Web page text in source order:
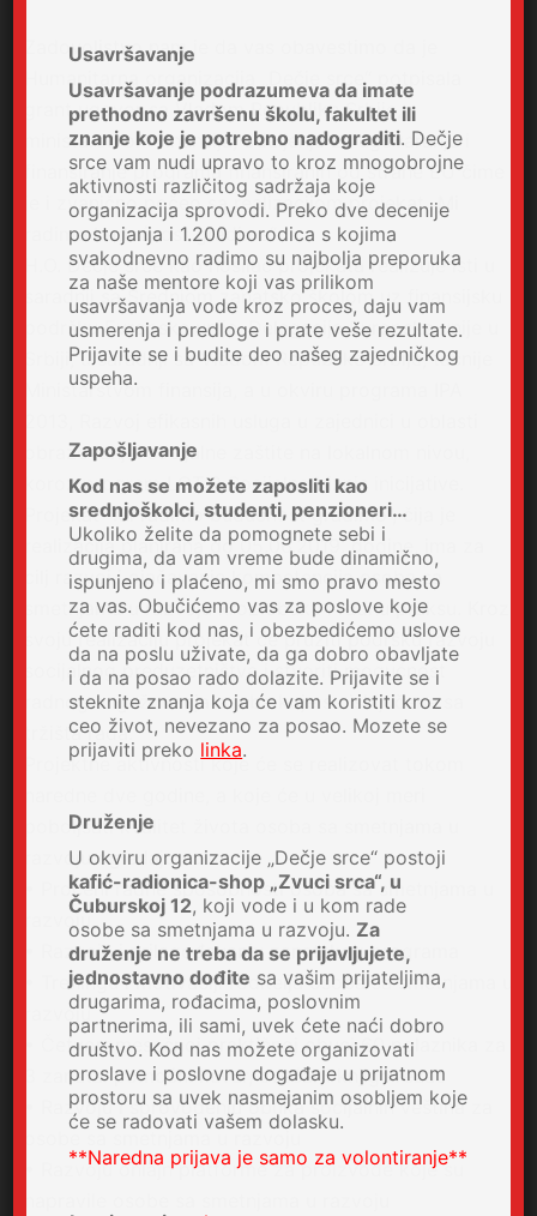
Zadovoljstvo nam je da vas obavestimo da je
Humanitarna organizacija „Dečje srce“ potpisala
grant ugovor sa Vladom Republike Srbije,
ministarstvom finansija, odeljenje za ugovaranje i
finansiranje programa finansiranih od strane EU čime
je i zvanično počeo sa realizacijom projekat „Mi
radimo budućnost gradimo“.
H.O. Dečje srce kao nosilac projekata realizuje isti u
saradnji sa Srednjom zanatsko školom uz finansijsku
podršku Evropske unije, Delegacija Evropske unije u
Srbiji, u saradnji sa Vladom Republike Srbije, tačnije
Ministarstvom finansija, a u okviru programa IPA
obrazovanjai socijalne zaštite na lokalnom nivou,
koroz program LOT 2 Socijalne biznis inicijative.
Projekat “Mi radimo budućnost gradimo”, čija je
realizacija planirana do 05.06.2019. godine, ima za
cilj razvoj i ojačavanje kompetencija osoba sa
smetnjama u razvoju kroz obuku i radnu praksu. Kroz
svoju realizaciju projekat će pružiti podršku razvoju
socijalnog preduzetništva i stvoriti mogućnost
radnog angažovanja osoba koje su isključene sa
tržišta rada.
Projektne aktivnosti koje će se realizovat tokom
poboljšati kvalitet života osoba sa smetnjama u
razvoju ogledaju se u:
• Proceni radne sposobnosti osoba sa smetnjama u
razvoju
• Razvoju i prilagođavanju zanatskog programa
• Treningu i motivaciji roditelja osoba sa smetnjama u
razvoju
• Četvoromesečnoj praktičnoj obuci 60 polaznika za
3 zanata: pomoćni kuvar, cvećar i knjigovezac
• Razvoju i sprovođenju obuka socijalnih veština za
• Razvoju onlajn platforme za proizvode koje su
Usavršavanje
Usavršavanje podrazumeva da imate
prethodno završenu školu, fakultet ili
znanje koje je potrebno nadograditi. Dečje
srce vam nudi upravo to kroz mnogobrojne
aktivnosti različitog sadržaja koje
organizacija sprovodi. Preko dve decenije
postojanja i 1.200 porodica s kojima
svakodnevno radimo su najbolja preporuka
za naše mentore koji vas prilikom
usavršavanja vode kroz proces, daju vam
usmerenja i predloge i prate veše rezultate.
Prijavite se i budite deo našeg zajedničkog
uspeha.
Zapošljavanje
Kod nas se možete zaposliti kao
srednjoškolci, studenti, penzioneri…
Ukoliko želite da pomognete sebi i
drugima, da vam vreme bude dinamično,
ispunjeno i plaćeno, mi smo pravo mesto
za vas. Obučićemo vas za poslove koje
ćete raditi kod nas, i obezbedićemo uslove
da na poslu uživate, da ga dobro obavljate
i da na posao rado dolazite. Prijavite se i
steknite znanja koja će vam koristiti kroz
ceo život, nevezano za posao. Mozete se
prijaviti preko linka.
Druženje
U okviru organizacije „Dečje srce“ postoji
kafić-radionica-shop „Zvuci srca“, u
Čuburskoj 12, koji vode i u kom rade
osobe sa smetnjama u razvoju. Za
druženje ne treba da se prijavljujete,
jednostavno dođite sa vašim prijateljima,
drugarima, rođacima, poslovnim
partnerima, ili sami, uvek ćete naći dobro
društvo. Kod nas možete organizovati
proslave i poslovne događaje u prijatnom
prostoru sa uvek nasmejanim osobljem koje
će se radovati vašem dolasku.
**Naredna prijava je samo za volontiranje**